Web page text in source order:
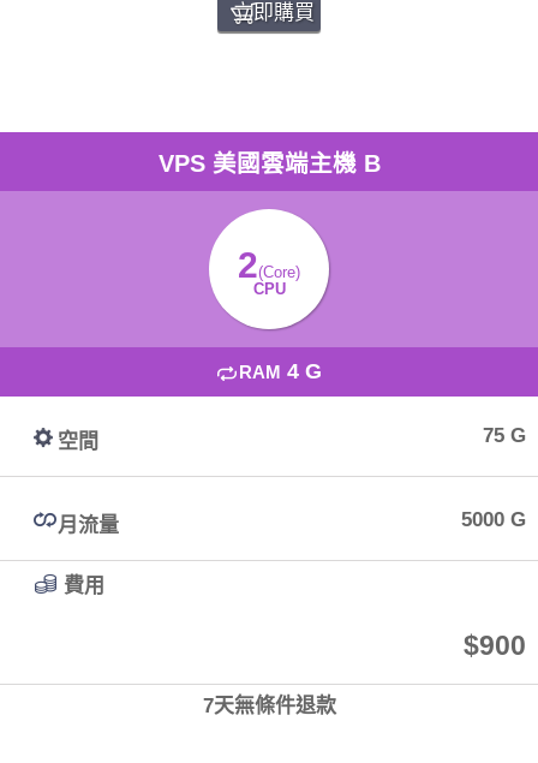
立即購買
VPS 美國雲端主機 B
2(Core)
CPU
RAM 4 G
空間 75 G
月流量 5000 G
費用
$900
7天無條件退款